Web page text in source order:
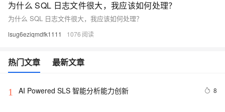
为什么 SQL 日志文件很大，我应该如何处理？
为什么 SQL 日志文件很大，我应该如何处理？
lsug6eziqmdfk1111 1076
热门文章 最新文章
1 AI Powered SLS 智能分析能力创新 8